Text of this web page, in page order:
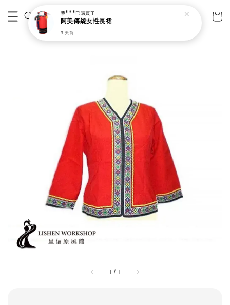
1 / 1
蔡***已購買了
阿美傳統女性長裙
3 天前